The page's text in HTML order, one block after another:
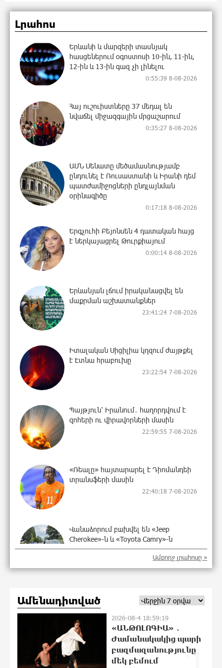
Լրահոս
Երևանի և մարզերի տասնյակ
հասցեներում օգոստոսի 10-ին, 11-ին,
12-ին և 13-ին գազ չի լինելու
0:55:39 8-08-2026
Հայ ուշուիստները 37 մեդալ են
նվաճել միջազգային մրցաշարում
0:35:27 8-08-2026
ԱՄՆ Սենատը մեծամասնությամբ
ընդունել է Ռուսաստանի և Իրանի դեմ
պատժամիջոցների ընդլայնման
օրինագիծը
0:17:18 8-08-2026
Երգչուհի Բեյոնսեն ​​4 դատական հայց
է ներկայացրել Թուրքիայում
0:00:14 8-08-2026
Երևանյան լճում իրականացվել են
մաքրման աշխատանքներ
23:41:24 7-08-2026
Իտալական Սիցիլիա կղզում ժայթքել
է Էտնա հրաբուխը
23:22:54 7-08-2026
Պայթյուն՝ Իրանում․ հաղորդվում է
զոհերի ու վիրավորների մասին
22:59:55 7-08-2026
«Ռեալը» հայտարարել է Դիոմանդեի
տրանսֆերի մասին
22:40:18 7-08-2026
Վանաձորում բшխվել են «Jeep
Cherokee»-ն և «Toyota Camry»-ն
22:21:15 7-08-2026
օգտագործել Starlink-ը Ռուսաստանի
դեմ հարվшծները կառավարելու
համար
22:03:58 7-08-2026
Երևանում և մարզերում
էլեկտրաէներգիայի ընդհատումներ
Ամբողջ լրահոսը »
Ամենադիտված
2026-08-4 18:59:19
«ԱՆԹՈԼՈԳԻԱ» ․
Ժամանակակից պարի
բազմազանությունը
մեկ բեմում